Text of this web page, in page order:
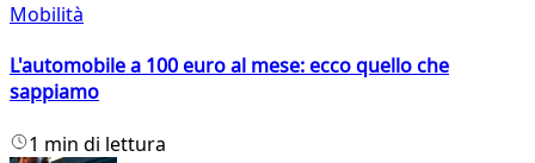
Mobilità
L'automobile a 100 euro al mese: ecco quello che
sappiamo
1 min di lettura